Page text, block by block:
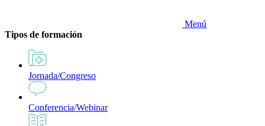
Menú
Tipos de formación
Jornada/Congreso
Conferencia/Webinar